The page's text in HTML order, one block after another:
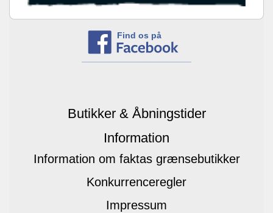
Find os på
Butikker & Åbningstider
Information
Information om faktas grænsebutikker
Konkurrenceregler
Impressum